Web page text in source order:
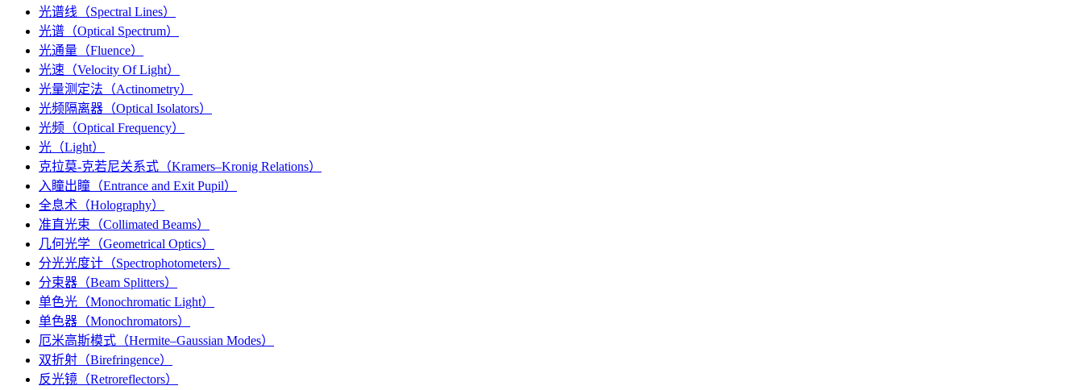
光谱线（Spectral Lines）
光谱（Optical Spectrum）
光通量（Fluence）
光速（Velocity Of Light）
光量测定法（Actinometry）
光频隔离器（Optical Isolators）
光频（Optical Frequency）
光（Light）
克拉莫-克若尼关系式（Kramers–Kronig Relations）
入瞳出瞳（Entrance and Exit Pupil）
全息术（Holography）
准直光束（Collimated Beams）
几何光学（Geometrical Optics）
分光光度计（Spectrophotometers）
分束器（Beam Splitters）
单色光（Monochromatic Light）
单色器（Monochromators）
厄米高斯模式（Hermite–Gaussian Modes）
双折射（Birefringence）
反光镜（Retroreflectors）